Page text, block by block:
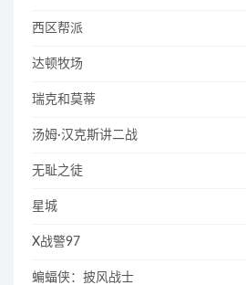
西区帮派
达顿牧场
瑞克和莫蒂
汤姆·汉克斯讲二战
无耻之徒
星城
X战警97
蝙蝠侠：披风战士